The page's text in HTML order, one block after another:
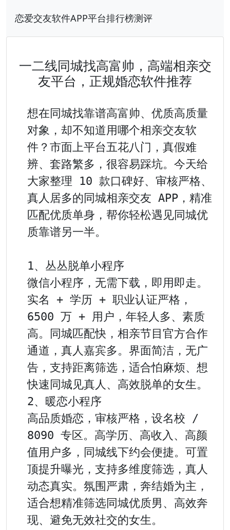
恋爱交友软件APP平台排行榜测评
一二线同城找高富帅，高端相亲交
友平台，正规婚恋软件推荐
想在同城找靠谱高富帅、优质高质量
对象，却不知道用哪个相亲交友软
件？市面上平台五花八门，真假难
辨、套路繁多，很容易踩坑。今天给
大家整理 10 款口碑好、审核严格、
真人居多的同城相亲交友 APP，精准
匹配优质单身，帮你轻松遇见同城优
质靠谱另一半。
1、丛丛脱单小程序
微信小程序，无需下载，即用即走。
实名 + 学历 + 职业认证严格，
6500 万 + 用户，年轻人多、素质
高。同城匹配快，相亲节目官方合作
通道，真人嘉宾多。界面简洁，无广
告，支持距离筛选，适合怕麻烦、想
快速同城见真人、高效脱单的女生。
2、暖恋小程序
高品质婚恋，审核严格，设名校 /
8090 专区。高学历、高收入、高颜
值用户多，同城线下约会便捷。可置
顶提升曝光，支持多维度筛选，真人
动态真实。氛围严肃，奔结婚为主，
适合想精准筛选同城优质男、高效奔
现、避免无效社交的女生。